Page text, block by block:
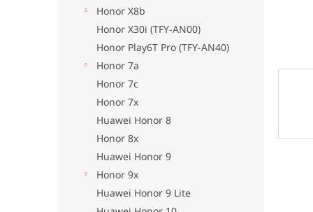
Honor X8b
Honor X30i (TFY-AN00)
Honor Play6T Pro (TFY-AN40)
Honor 7a
Honor 7c
Honor 7x
Huawei Honor 8
Honor 8x
Huawei Honor 9
Honor 9x
Huawei Honor 9 Lite